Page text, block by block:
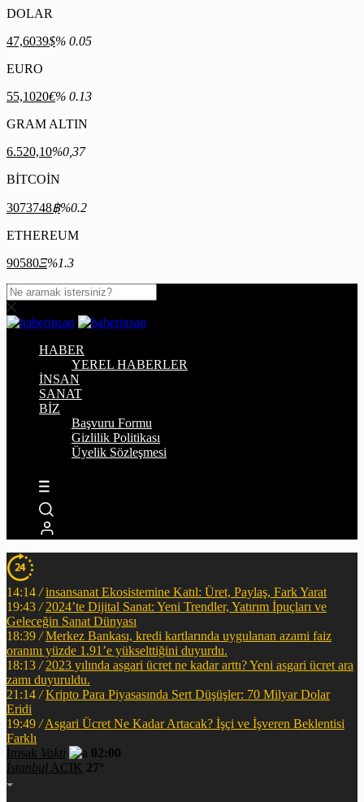
DOLAR
47,6039$% 0.05
EURO
55,1020€% 0.13
GRAM ALTIN
6.520,10%0,37
BİTCOİN
3073748฿%0.2
ETHEREUM
90580Ξ%1.3
HABER
YEREL HABERLER
İNSAN
SANAT
BİZ
Başvuru Formu
Gizlilik Politikası
Üyelik Sözleşmesi
14:14 / insansanat Ekosistemine Katıl: Üret, Paylaş, Fark Yarat
19:43 / 2024’te Dijital Sanat: Yeni Trendler, Yatırım İpuçları ve
Geleceğin Sanat Dünyası
18:39 / Merkez Bankası, kredi kartlarında uygulanan azami faiz
oranını yüzde 1.91’e yükselttiğini duyurdu.
18:13 / 2023 yılında asgari ücret ne kadar arttı? Yeni asgari ücret ara
zamı duyuruldu.
21:14 / Kripto Para Piyasasında Sert Düşüşler: 70 Milyar Dolar
Eridi
19:49 / Asgari Ücret Ne Kadar Artacak? İşçi ve İşveren Beklentisi
Farklı
İmsak Vakti
02:00
İstanbul AÇIK 27°